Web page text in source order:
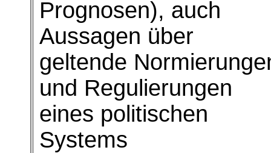
Prognosen), auch
Aussagen über
geltende
und Regulierungen
eines politischen
Systems